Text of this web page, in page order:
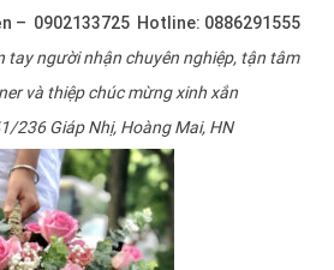
– 0902133725 Hotline: 0886291555
tay người nhận chuyên nghiệp, tận tâm
và thiệp chúc mừng xinh xắn
236 Giáp Nhị, Hoàng Mai, HN